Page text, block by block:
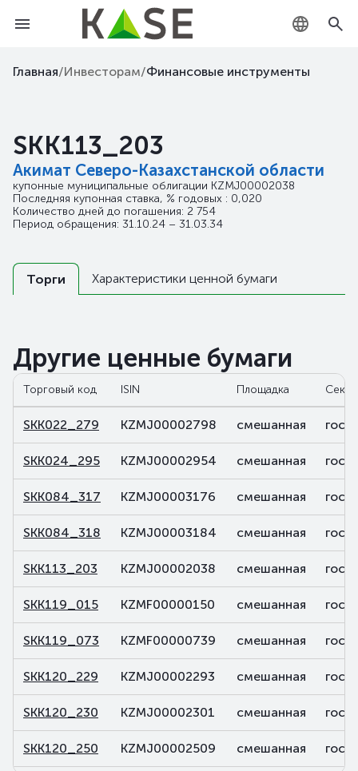
KZ
Главная/Инвесторам/Финансовые инструменты
SKK113_203
Акимат Северо-Казахстанской области
купонные муниципальные облигации KZMJ00002038
Последняя купонная ставка, % годовых : 0,020
Количество дней до погашения: 2 754
Период обращения: 31.10.24 – 31.03.34
Торги Характеристики ценной бумаги
Другие ценные бумаги
Торговый код ISIN Площадка
SKK022_279 KZMJ00002798 смешанная
SKK024_295 KZMJ00002954 смешанная
SKK084_317 KZMJ00003176 смешанная
SKK084_318 KZMJ00003184 смешанная
SKK113_203 KZMJ00002038 смешанная
SKK119_015 KZMF00000150 смешанная
SKK119_073 KZMF00000739 смешанная
SKK120_229 KZMJ00002293 смешанная
SKK120_230 KZMJ00002301 смешанная
SKK120_250 KZMJ00002509 смешанная